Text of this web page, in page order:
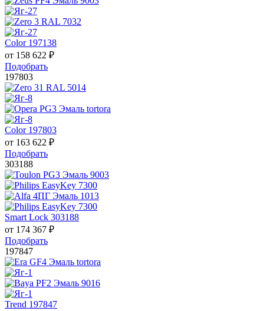
Color 197138
от 158 622 ₽
Подобрать
197803
Color 197803
от 163 622 ₽
Подобрать
303188
Smart Lock 303188
от 174 367 ₽
Подобрать
197847
Trend 197847